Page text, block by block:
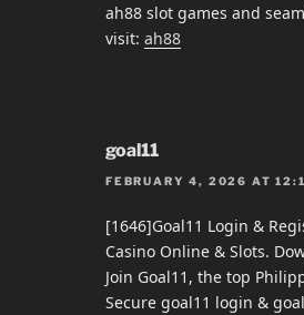
ah88 slot games and
visit: ah88
goal11
FEBRUARY 4, 2026 AT
[1646]Goal11 Login &
Casino Online & Slots.
Join Goal11, the top
Secure goal11 login &